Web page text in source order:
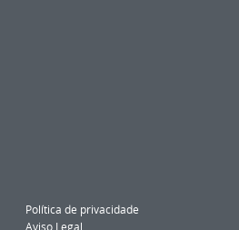
Política de privacidade
Aviso Legal